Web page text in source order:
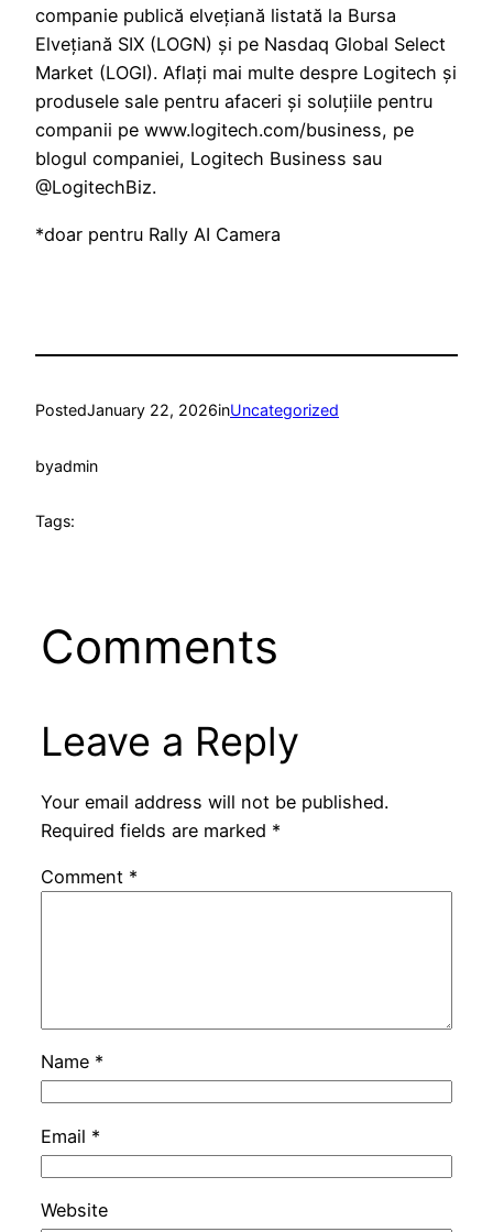
companie publică elvețiană listată la Bursa
Elvețiană SIX (LOGN) și pe Nasdaq Global Select
Market (LOGI). Aflați mai multe despre Logitech și
produsele sale pentru afaceri și soluțiile pentru
companii pe www.logitech.com/business, pe
blogul companiei, Logitech Business sau
@LogitechBiz.
*doar pentru Rally AI Camera
PostedJanuary 22, 2026inUncategorized
byadmin
Tags:
Comments
Leave a Reply
Your email address will not be published.
Required fields are marked *
Comment *
Name *
Email *
Website